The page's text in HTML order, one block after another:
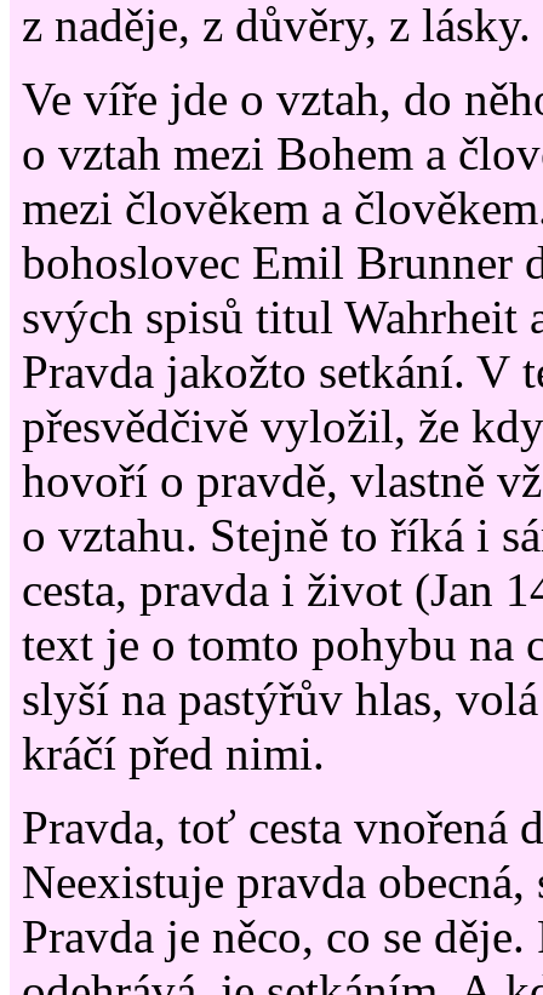
z naděje, z důvěry, z lásky.
Ve víře jde o vztah, do
o vztah mezi Bohem a
mezi člověkem a
bohoslovec Emil Brunner
svých spisů titul Wahrheit
Pravda jakožto setkání. V
přesvědčivě vyložil, že
hovoří o pravdě, vlastně
o vztahu. Stejně to říká i
cesta, pravda i život (Jan
text je o tomto pohybu na
slyší na pastýřův hlas,
kráčí před nimi.
Pravda, toť cesta vnořená
Neexistuje pravda obecná,
Pravda je něco, co se děje.